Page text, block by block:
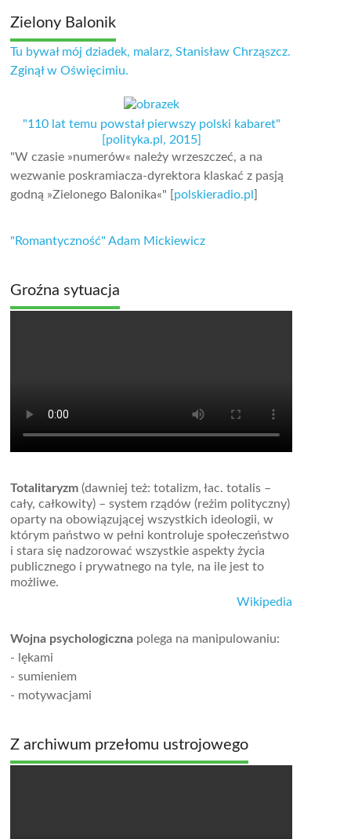
Zielony Balonik
Tu bywał mój dziadek, malarz, Stanisław Chrząszcz.
Zginął w Oświęcimiu.
"110 lat temu powstał pierwszy polski kabaret"
[polityka.pl, 2015]
"W czasie »numerów« należy wrzeszczeć, a na
wezwanie poskramiacza-dyrektora klaskać z pasją
godną »Zielonego Balonika«" [ polskieradio.pl
"Romantyczność" Adam Mickiewicz
Groźna sytuacja
Totalitaryzm (dawniej też: totalizm, łac. totalis –
cały, całkowity) – system rządów (reżim polityczny)
oparty na obowiązującej wszystkich ideologii, w
którym państwo w pełni kontroluje społeczeństwo
i stara się nadzorować wszystkie aspekty życia
publicznego i prywatnego na tyle, na ile jest to
możliwe.
Wikipedia
Wojna psychologiczna polega na manipulowaniu:
- lękami
- sumieniem
- motywacjami
Z archiwum przełomu ustrojowego